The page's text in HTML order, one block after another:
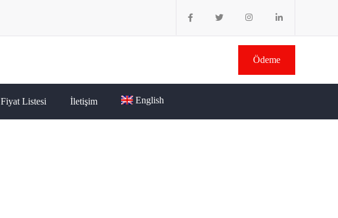
Ödeme
Fiyat Listesi İletişim English